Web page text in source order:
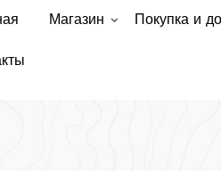
Магазин Покупка и